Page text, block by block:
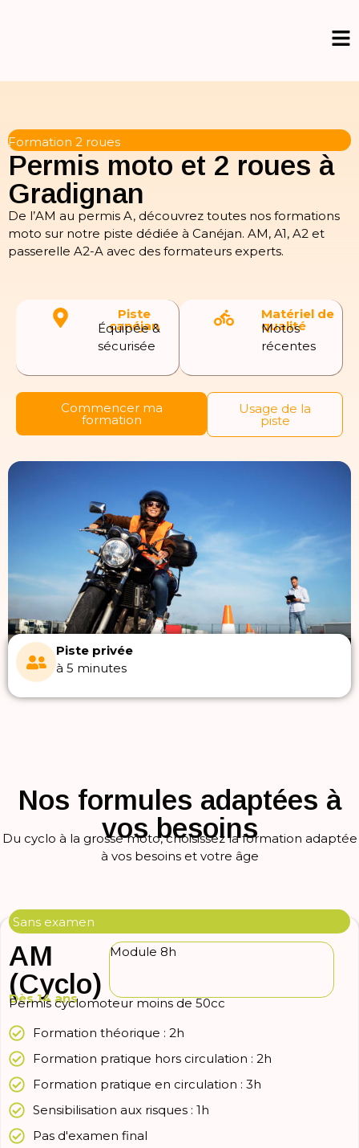
Formation 2 roues
Permis moto et 2 roues à
Gradignan
De l’AM au permis A, découvrez toutes nos formations
moto sur notre piste dédiée à Canéjan. AM, A1, A2 et
passerelle A2-A avec des formateurs experts.
Piste
canéjan
Équipée &
sécurisée
Matériel de
qualité
Motos
récentes
Commencer ma
formation
Usage de la
piste
Piste privée
à 5 minutes
Nos formules adaptées à
vos besoins
Du cyclo à la grosse moto, choisissez la formation adaptée
à vos besoins et votre âge
Sans examen
AM
(Cyclo)
Module 8h
Dès 14 ans
Permis cyclomoteur moins de 50cc
Formation théorique : 2h
Formation pratique hors circulation : 2h
Formation pratique en circulation : 3h
Sensibilisation aux risques : 1h
Pas d'examen final